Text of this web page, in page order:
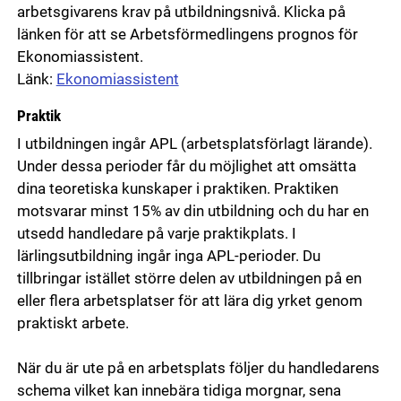
arbetsgivarens krav på utbildningsnivå. Klicka på
länken för att se Arbetsförmedlingens prognos för
Ekonomiassistent.
Länk: Ekonomiassistent
Praktik
I utbildningen ingår APL (arbetsplatsförlagt lärande).
Under dessa perioder får du möjlighet att omsätta
dina teoretiska kunskaper i praktiken. Praktiken
motsvarar minst 15% av din utbildning och du har en
utsedd handledare på varje praktikplats. I
lärlingsutbildning ingår inga APL-perioder. Du
tillbringar istället större delen av utbildningen på en
eller flera arbetsplatser för att lära dig yrket genom
praktiskt arbete.
När du är ute på en arbetsplats följer du handledarens
schema vilket kan innebära tidiga morgnar, sena